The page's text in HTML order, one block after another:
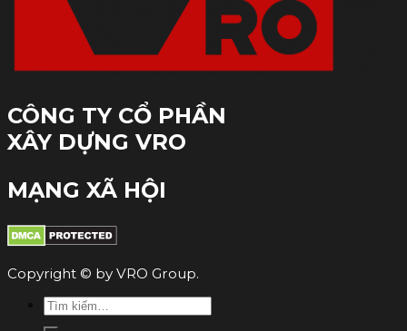
CÔNG TY CỔ PHẦN
XÂY DỰNG VRO
MẠNG XÃ HỘI
Copyright © by VRO Group.
Tìm
kiếm: